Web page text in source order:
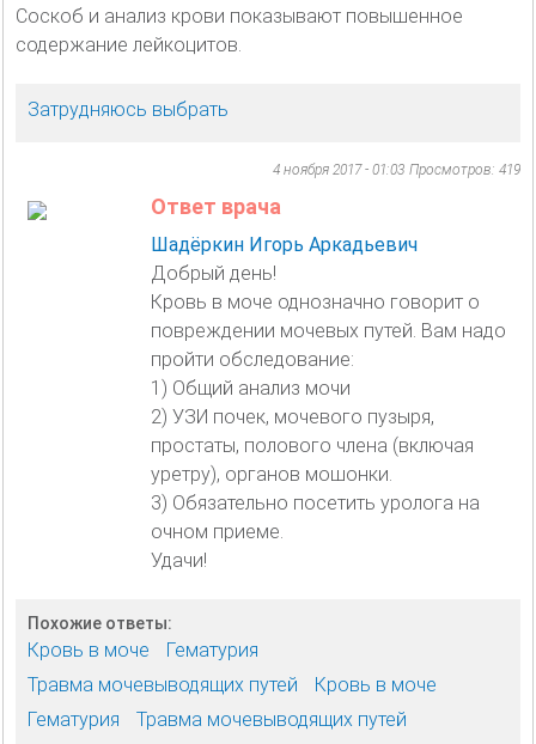
Соскоб и анализ крови показывают повышенное
содержание лейкоцитов.
Затрудняюсь выбрать
4 ноября 2017 - 01:03 Просмотров: 419
Ответ врача
Шадёркин Игорь Аркадьевич
Добрый день!
Кровь в моче однозначно говорит о
повреждении мочевых путей. Вам надо
пройти обследование:
1) Общий анализ мочи
2) УЗИ почек, мочевого пузыря,
простаты, полового члена (включая
уретру), органов мошонки.
3) Обязательно посетить уролога на
очном приеме.
Удачи!
Похожие ответы:
Кровь в моче
Гематурия
Травма мочевыводящих путей
Кровь в моче
Гематурия
Травма мочевыводящих путей